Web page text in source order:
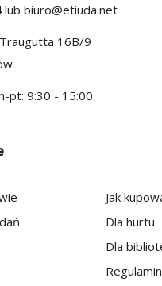
lub biuro@etiuda.net
16B/9
pt: 9:30 - 15:00
Jak
Dla hurtu
Dla
Regulamin